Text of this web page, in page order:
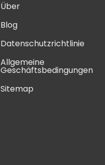
Über
Blog
Datenschutzrichtlinie
Allgemeine
Geschäftsbedingungen
Sitemap